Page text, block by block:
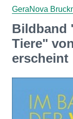
GeraNova
Bildband
Tiere"
erscheint